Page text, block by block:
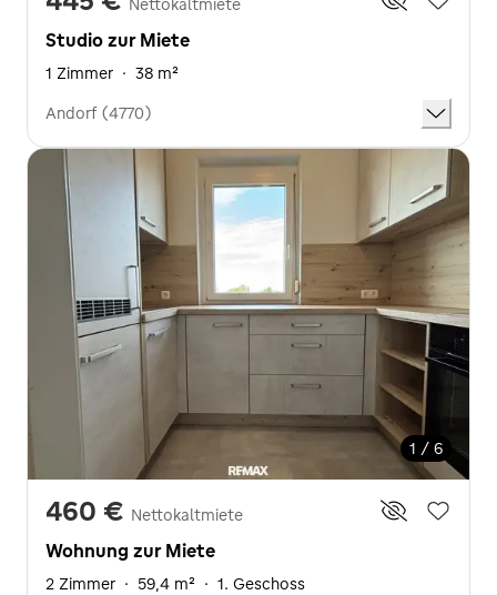
Studio zur Miete
1 Zimmer · 38 m²
Andorf (4770)
1 / 6
460 € Nettokaltmiete
Wohnung zur Miete
2 Zimmer · 59,4 m² · 1. Geschoss